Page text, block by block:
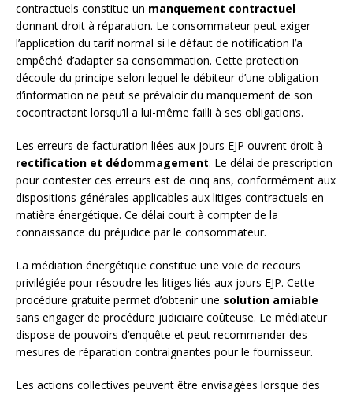
contractuels constitue un manquement contractuel
donnant droit à réparation. Le consommateur peut exiger
l’application du tarif normal si le défaut de notification l’a
empêché d’adapter sa consommation. Cette protection
découle du principe selon lequel le débiteur d’une obligation
d’information ne peut se prévaloir du manquement de son
cocontractant lorsqu’il a lui-même failli à ses obligations.
Les erreurs de facturation liées aux jours EJP ouvrent droit à
rectification et dédommagement. Le délai de prescription
pour contester ces erreurs est de cinq ans, conformément aux
dispositions générales applicables aux litiges contractuels en
matière énergétique. Ce délai court à compter de la
connaissance du préjudice par le consommateur.
La médiation énergétique constitue une voie de recours
privilégiée pour résoudre les litiges liés aux jours EJP. Cette
procédure gratuite permet d’obtenir une solution amiable
sans engager de procédure judiciaire coûteuse. Le médiateur
dispose de pouvoirs d’enquête et peut recommander des
mesures de réparation contraignantes pour le fournisseur.
Les actions collectives peuvent être envisagées lorsque des